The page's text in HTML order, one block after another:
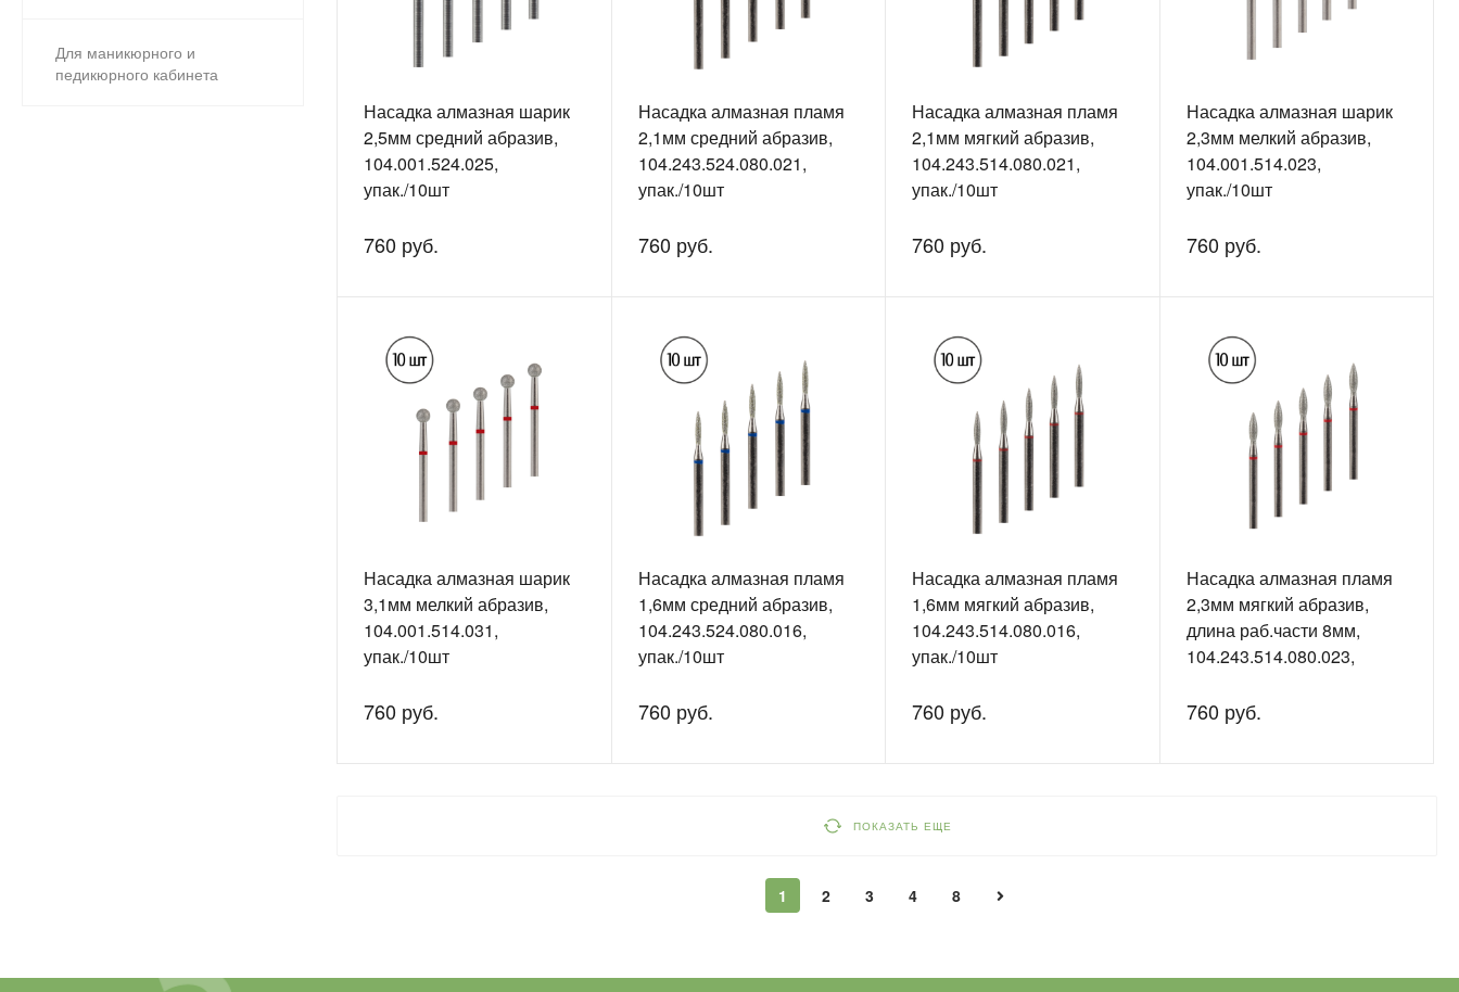
Для маникюрного и
педикюрного кабинета
Насадка алмазная шарик
2,5мм средний абразив,
104.001.524.025,
упак./10шт
760 руб.
Насадка алмазная пламя
2,1мм средний абразив,
104.243.524.080.021,
упак./10шт
760 руб.
Насадка алмазная пламя
2,1мм мягкий абразив,
104.243.514.080.021,
упак./10шт
760 руб.
Насадка алмазная шарик
2,3мм мелкий абразив,
104.001.514.023,
упак./10шт
760 руб.
Насадка алмазная шарик
3,1мм мелкий абразив,
104.001.514.031,
упак./10шт
760 руб.
Насадка алмазная пламя
1,6мм средний абразив,
104.243.524.080.016,
упак./10шт
760 руб.
Насадка алмазная пламя
1,6мм мягкий абразив,
104.243.514.080.016,
упак./10шт
760 руб.
Насадка алмазная пламя
2,3мм мягкий абразив,
длина раб.части 8мм,
104.243.514.080.023,
760 руб.
ПОКАЗАТЬ ЕЩЕ
1 2 3 4 8